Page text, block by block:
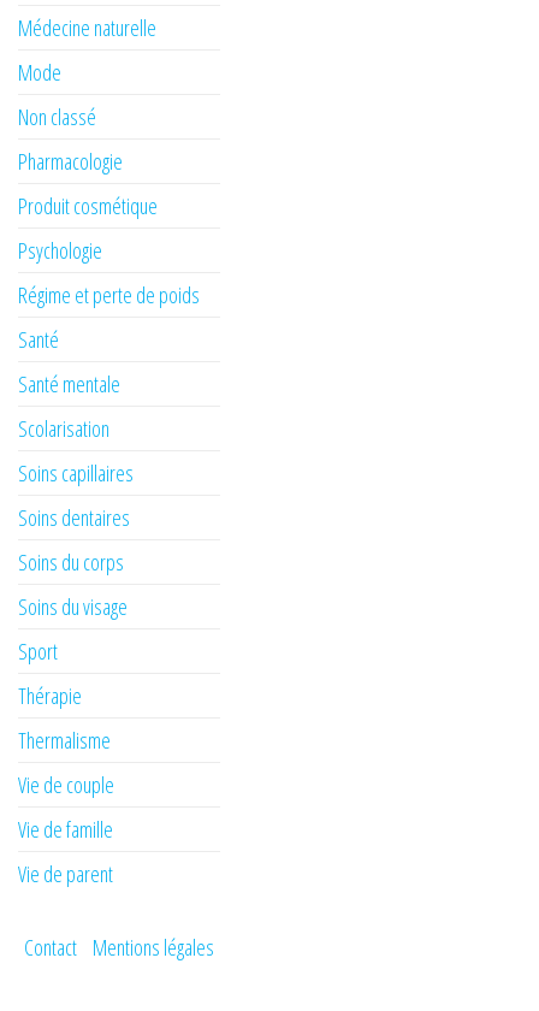
Médecine naturelle
Mode
Non classé
Pharmacologie
Produit cosmétique
Psychologie
Régime et perte de poids
Santé
Santé mentale
Scolarisation
Soins capillaires
Soins dentaires
Soins du corps
Soins du visage
Sport
Thérapie
Thermalisme
Vie de couple
Vie de famille
Vie de parent
Contact Mentions légales